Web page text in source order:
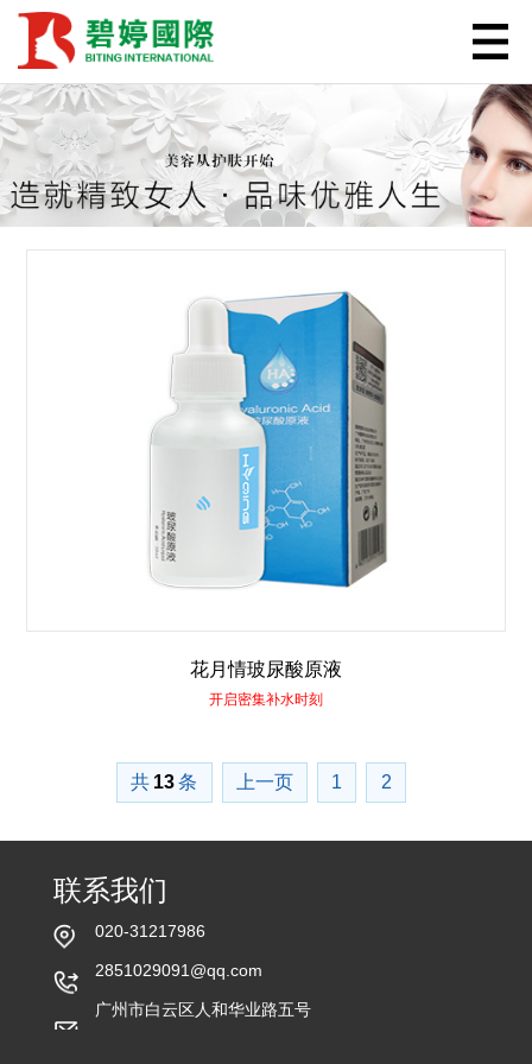
花月情玻尿酸原液
开启密集补水时刻
共 13 条 上一页 1 2
联系我们
020-31217986
2851029091@qq.com
广州市白云区人和华业路五号